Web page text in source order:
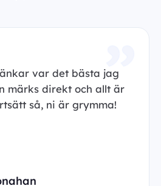
var det bästa jag
märks direkt och allt är
så, ni är grymma!